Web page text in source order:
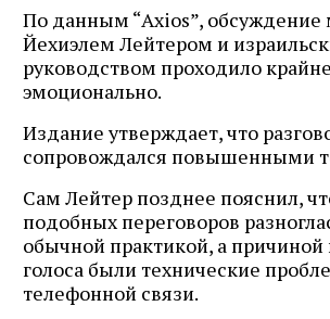
По данным “Axios”,
Йехиэлем Лейтером и
руководством проходило крайне
эмоционально.
Издание утверждает, что
сопровождался повышенными
Сам Лейтер позднее пояснил,
подобных переговоров
обычной практикой, а
голоса были технические
телефонной связи.